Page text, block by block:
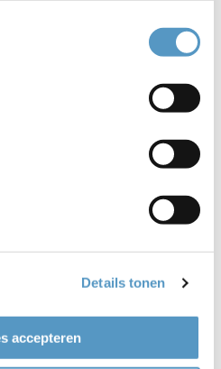
Details tonen
accepterenWelzijn in de